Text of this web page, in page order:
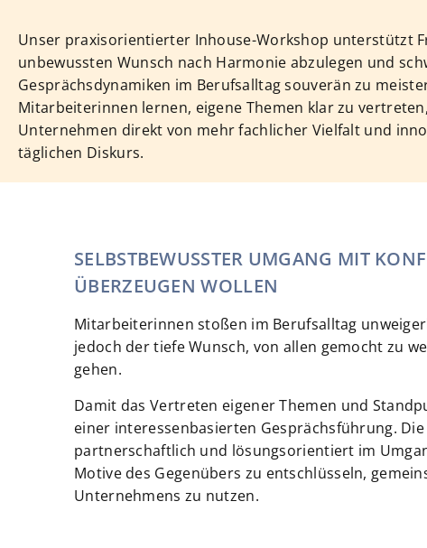
Unser praxisorientierter Inhouse-Workshop unterstützt
unbewussten Wunsch nach Harmonie abzulegen und
Gesprächsdynamiken im Berufsalltag souverän zu
Mitarbeiterinnen lernen, eigene Themen klar zu
Unternehmen direkt von mehr fachlicher Vielfalt und
täglichen Diskurs.
SELBSTBEWUSSTER UMGANG MIT
ÜBERZEUGEN WOLLEN
Mitarbeiterinnen stoßen im Berufsalltag
jedoch der tiefe Wunsch, von allen gemocht zu
gehen.
Damit das Vertreten eigener Themen und
einer interessenbasierten Gesprächsführung.
partnerschaftlich und lösungsorientiert im
Motive des Gegenübers zu entschlüsseln,
Unternehmens zu nutzen.